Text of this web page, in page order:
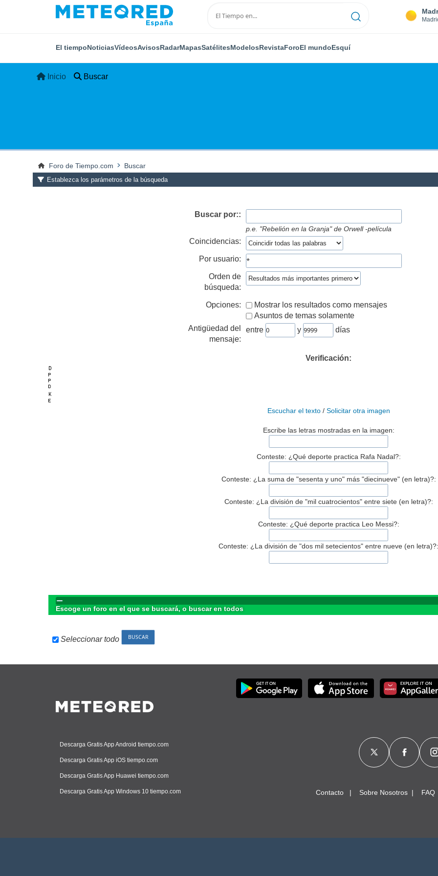
El tiempoNoticiasVídeosAvisosRadarMapasSatélitesModelosRevistaForoEl mundoEsquí
Inicio Buscar
Foro de Tiempo.com Buscar
Establezca los parámetros de la búsqueda
Buscar por::
p.e. "Rebelión en la Granja" de Orwell -película
Coincidencias:
Por usuario:
Orden de
búsqueda:
Opciones:
Mostrar los resultados como mensajes
Asuntos de temas solamente
Antigüedad del
mensaje:
entre y días
Verificación:
Escuchar el texto/ Solicitar otra imagen
Escribe las letras mostradas en la imagen:
Conteste: ¿Qué deporte practica Rafa Nadal?:
Conteste: ¿La suma de "sesenta y uno" más "diecinueve" (en letra)?:
Conteste: ¿La división de "mil cuatrocientos" entre siete (en letra)?:
Conteste: ¿Qué deporte practica Leo Messi?:
Conteste: ¿La división de "dos mil setecientos" entre nueve (en letra)?:
Escoge un foro en el que se buscará, o buscar en todos
Seleccionar todo
Descarga Gratis App Android tiempo.com
Descarga Gratis App iOS tiempo.com
Descarga Gratis App Huawei tiempo.com
Descarga Gratis App Windows 10 tiempo.com Contacto Sobre Nosotros FAQ